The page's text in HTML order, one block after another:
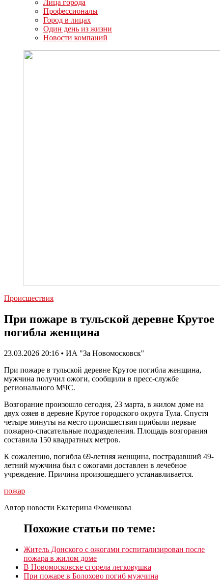
Лица города
Профессионалы
Город в лицах
Один день из жизни
Новости компаний
Происшествия
При пожаре в тульской деревне Крутое
погибла женщина
23.03.2026 20:16 • ИА "За Новомосковск"
При пожаре в тульской деревне Крутое погибла женщина,
мужчина получил ожоги, сообщили в пресс-службе
регионального МЧС.
Возгорание произошло сегодня, 23 марта, в жилом доме на
двух озяев в деревне Крутое городского округа Тула. Спустя
четыре минуты на место происшествия прибыли первые
пожарно-спасательные подразделения. Площадь возгорания
составила 150 квадратных метров.
К сожалению, погибла 69-летняя женщина, пострадавший 49-
летний мужчина был с ожогами доставлен в лечебное
учреждение. Причина произошедшего устанавливается.
пожар
Автор новости Екатерина Фоменкова
Похожие статьи по теме:
Житель Донского с ожогами госпитализирован после
пожара в жилом доме
В Новомосковске сгорела легковушка
При пожаре в Болохово погиб мужчина